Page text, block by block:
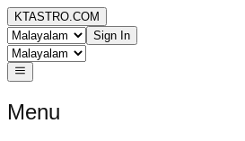
KTASTRO.COM
Sign In
Menu